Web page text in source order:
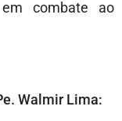
combate ao
Walmir Lima: